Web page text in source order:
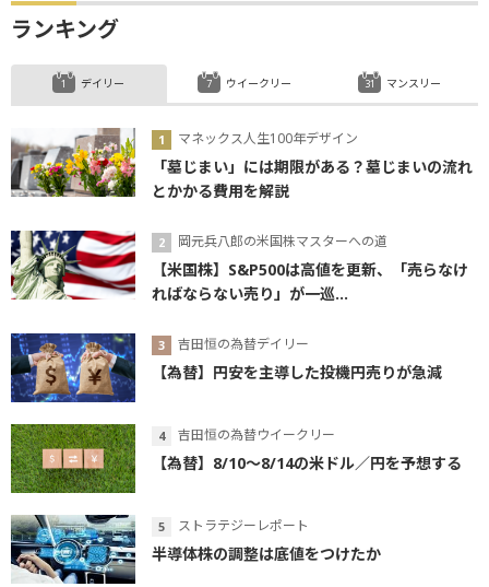
ランキング
デイリー
マネックス人生100年デザイン
「墓じまい」には期限がある？墓じまいの流れ
とかかる費用を解説
岡元兵八郎の米国株マスターへの道
【米国株】S&P500は高値を更新、「売らなけ
ればならない売り」が一巡...
吉田恒の為替デイリー
【為替】円安を主導した投機円売りが急減
吉田恒の為替ウイークリー
【為替】8/10～8/14の米ドル／円を予想する
ストラテジーレポート
半導体株の調整は底値をつけたか
ウイークリー マンスリー